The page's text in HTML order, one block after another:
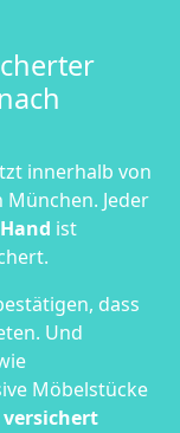
innerhalb von
Jeder
ist
dass
Und
Möbelstücke